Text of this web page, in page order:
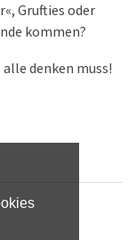
Grufties oder
kommen?
denken muss!